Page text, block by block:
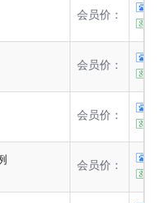
会员价：
会员价：
会员价：
会员价：